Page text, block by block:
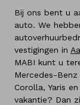
Bij ons bent u
auto. We
vestigingen in
MABI kunt u
Mercedes-
Corolla, Yaris
vakantie? Dan